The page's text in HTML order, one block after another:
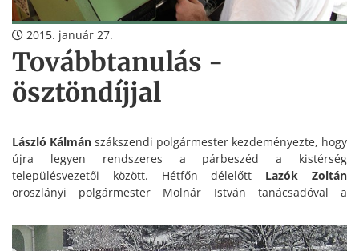
2015. január 27.
Továbbtanulás -
ösztöndíjjal
László Kálmán szákszendi polgármester kezdeményezte, hogy
újra legyen rendszeres a párbeszéd a kistérség
településvezetői között. Hétfőn délelőtt Lazók Zoltán
oroszlányi polgármester Molnár István tanácsadóval a
tájékoztatta Bokod, Szákszend, Kecskéd és Kömlőd első
emberét.